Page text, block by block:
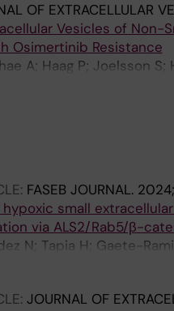
OF EXTRACELLULAR
Vesicles of Non-
Osimertinib Resistance
A; Haag P; Joelsson S;
SS; Stridfeldt F; De
FASEB JOURNAL.
small
via ALS2/Rab5/β-
N; Tapia H; Gaete-
JOURNAL OF